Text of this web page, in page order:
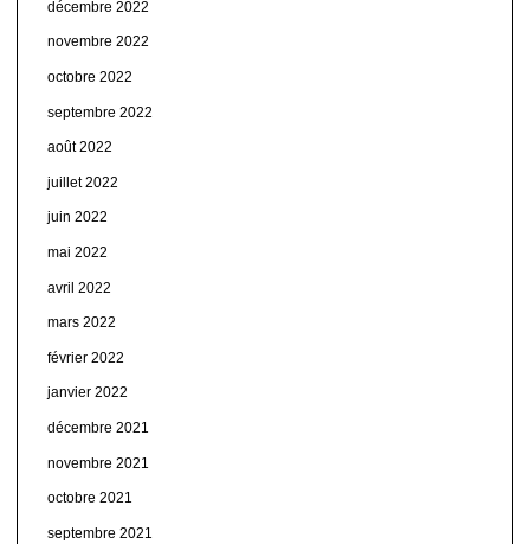
décembre 2022
novembre 2022
octobre 2022
septembre 2022
août 2022
juillet 2022
juin 2022
mai 2022
avril 2022
mars 2022
février 2022
janvier 2022
décembre 2021
novembre 2021
octobre 2021
septembre 2021